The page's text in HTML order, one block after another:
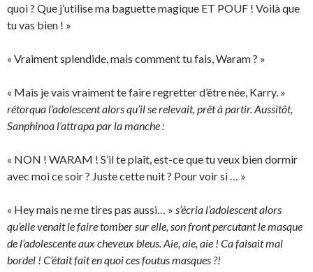
quoi ? Que j’utilise ma baguette magique ET POUF ! Voilà que
tu vas bien ! »
« Vraiment splendide, mais comment tu fais, Waram ? »
« Mais je vais vraiment te faire regretter d’être née, Karry. »
rétorqua l’adolescent alors qu’il se relevait, prêt à partir. Aussitôt,
Sanphinoa l’attrapa par la manche :
« NON ! WARAM ! S’il te plaît, est-ce que tu veux bien dormir
avec moi ce soir ? Juste cette nuit ? Pour voir si … »
« Hey mais ne me tires pas aussi… » s’écria l’adolescent alors
qu’elle venait le faire tomber sur elle, son front percutant le masque
de l’adolescente aux cheveux bleus. Aie, aie, aie ! Ca faisait mal
bordel ! C’était fait en quoi ces foutus masques ?!